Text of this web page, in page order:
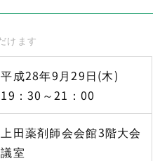
平成28年9月29日(木)
19：30～21：00
上田薬剤師会会館3階大会
議室